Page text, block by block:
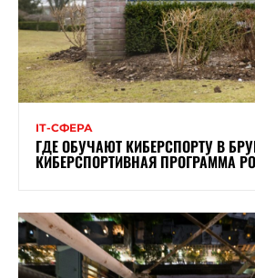
ІТ-СФЕРА
ГДЕ ОБУЧАЮТ КИБЕРСПОРТУ В
КИБЕРСПОРТИВНАЯ ПРОГРАММА